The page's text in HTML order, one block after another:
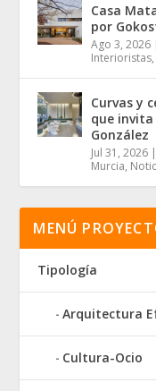
Casa
por
Ago 3, 2026
Interioristas,
Curvas y
que
González
Jul 31, 2026
Murcia,
MENÚ
Tipología
Arquitectura
Cultura-Ocio